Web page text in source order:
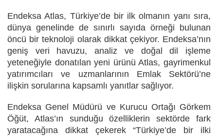
Endeksa Atlas, Türkiye’de bir ilk olmanın yanı sıra,
dünya genelinde de sınırlı sayıda örneği bulunan
öncü bir teknoloji olarak dikkat çekiyor. Endeksa’nın
geniş veri havuzu, analiz ve doğal dil işleme
yeteneğiyle donatılan yeni ürünü Atlas, gayrimenkul
yatırımcıları ve uzmanlarının Emlak Sektörü’ne
ilişkin sorularına kapsamlı yanıtlar sağlıyor.
Endeksa Genel Müdürü ve Kurucu Ortağı Görkem
Öğüt, Atlas’ın sunduğu özelliklerin sektörde fark
yaratacağına dikkat çekerek “Türkiye’de bir ilki